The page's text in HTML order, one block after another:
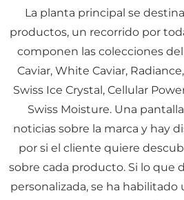
La planta principal se
productos, un recorrido por
componen las colecciones
Caviar, White Caviar,
Swiss Ice Crystal, Cellular
Swiss Moisture. Una
noticias sobre la marca y hay
por si el cliente quiere
sobre cada producto. Si lo que
personalizada, se ha habilitado